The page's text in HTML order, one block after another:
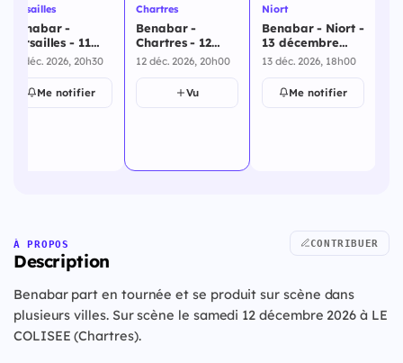
Versailles
Benabar -
Versailles - 11
décembre 2026
11 déc. 2026, 20h30
Me notifier
Chartres
Benabar -
Chartres - 12
décembre 2026
12 déc. 2026, 20h00
Vu
Niort
Benabar - Niort -
13 décembre
2026
13 déc. 2026, 18h00
Me notifier
À PROPOS
Description
CONTRIBUER
Benabar part en tournée et se produit sur scène dans
plusieurs villes. Sur scène le samedi 12 décembre 2026 à LE
COLISEE (Chartres).